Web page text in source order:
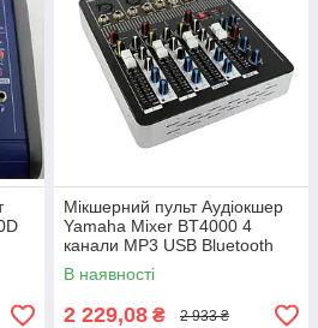
Мікшерний пульт Аудіокшер
Yamaha Mixer BT4000 4
канали MP3 USB Bluetooth
В наявності
2 229,08 ₴ 2 933 ₴